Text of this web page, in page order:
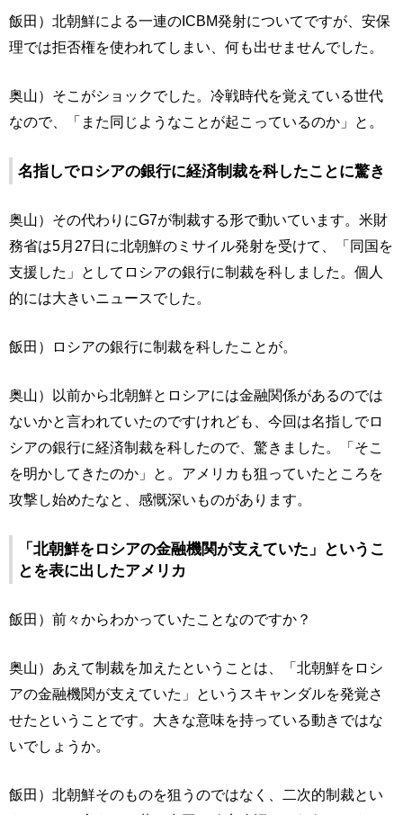
飯田）北朝鮮による一連のICBM発射についてですが、安保
理では拒否権を使われてしまい、何も出せませんでした。
奥山）そこがショックでした。冷戦時代を覚えている世代
なので、「また同じようなことが起こっているのか」と。
名指しでロシアの銀行に経済制裁を科したことに驚き
奥山）その代わりにG7が制裁する形で動いています。米財
務省は5月27日に北朝鮮のミサイル発射を受けて、「同国を
支援した」としてロシアの銀行に制裁を科しました。個人
的には大きいニュースでした。
飯田）ロシアの銀行に制裁を科したことが。
奥山）以前から北朝鮮とロシアには金融関係があるのでは
ないかと言われていたのですけれども、今回は名指しでロ
シアの銀行に経済制裁を科したので、驚きました。「そこ
を明かしてきたのか」と。アメリカも狙っていたところを
攻撃し始めたなと、感慨深いものがあります。
「北朝鮮をロシアの金融機関が支えていた」というこ
とを表に出したアメリカ
飯田）前々からわかっていたことなのですか？
奥山）あえて制裁を加えたということは、「北朝鮮をロシ
アの金融機関が支えていた」というスキャンダルを発覚さ
せたということです。大きな意味を持っている動きではな
いでしょうか。
飯田）北朝鮮そのものを狙うのではなく、二次的制裁とい